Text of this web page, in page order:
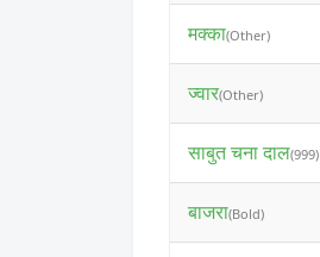
मक्का(Other)
ज्वार(Other)
साबुत चना दाल(999)
बाजरा(Bold)